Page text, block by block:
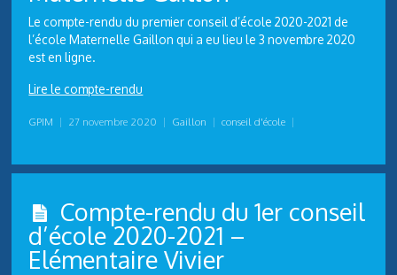
Le compte-rendu du premier conseil d’école 2020-2021 de
l’école Maternelle Gaillon qui a eu lieu le 3 novembre 2020
est en ligne.
Lire le compte-rendu
GPIM | 27 novembre 2020 | Gaillon | conseil d'école |
Compte-rendu du 1er conseil
d’école 2020-2021 –
Elémentaire Vivier